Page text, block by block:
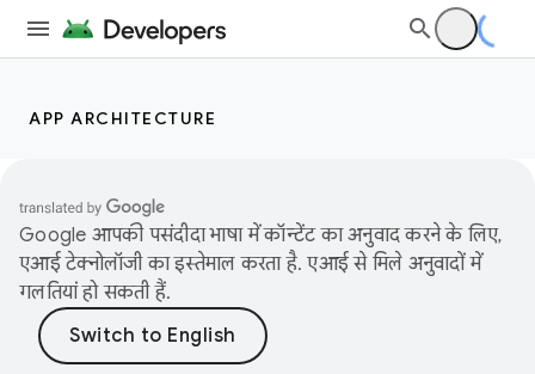
APP ARCHITECTURE
Google आपकी पसंदीदा भाषा में कॉन्टेंट का अनुवाद करने के लिए,
एआई टेक्नोलॉजी का इस्तेमाल करता है. एआई से मिले अनुवादों में
गलतियां हो सकती हैं.